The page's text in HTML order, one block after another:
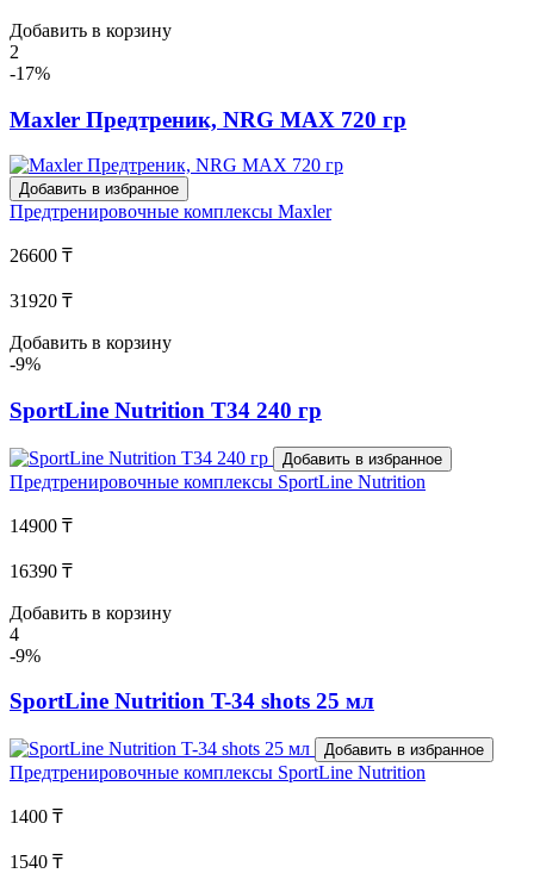
Добавить в корзину
2
-17%
Maxler Предтреник, NRG MAX 720 гр
Добавить в избранное
Предтренировочные комплексы Maxler
26600 ₸
31920 ₸
Добавить в корзину
-9%
SportLine Nutrition T34 240 гр
Добавить в избранное
Предтренировочные комплексы SportLine Nutrition
14900 ₸
16390 ₸
Добавить в корзину
4
-9%
SportLine Nutrition T-34 shots 25 мл
Добавить в избранное
Предтренировочные комплексы SportLine Nutrition
1400 ₸
1540 ₸